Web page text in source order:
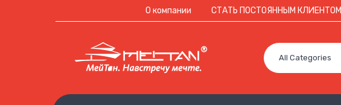
О компании СТАТЬ ПОСТОЯННЫМ КЛИЕНТОМ
All Categories